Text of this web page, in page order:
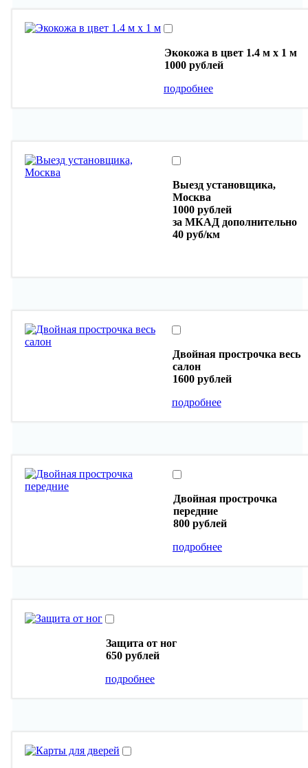
Экокожа в цвет 1.4 м х 1 м
1000 рублей
подробнее
Выезд установщика,
Москва
1000 рублей
за МКАД дополнительно
40 руб/км
Двойная прострочка весь
салон
1600 рублей
подробнее
Двойная прострочка
передние
800 рублей
подробнее
Защита от ног
650 рублей
подробнее